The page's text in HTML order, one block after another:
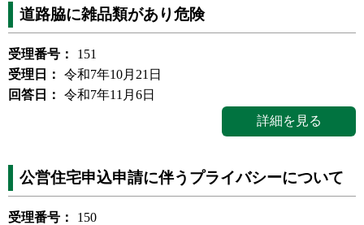
道路脇に雑品類があり危険
受理番号：
151
受理日：
令和7年10月21日
回答日：
令和7年11月6日
詳細を見る
公営住宅申込申請に伴うプライバシーについて
受理番号：
150